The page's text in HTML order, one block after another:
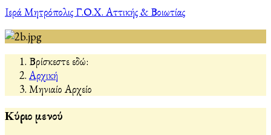
Ιερά Μητρόπολις Γ.Ο.Χ. Αττικής & Βοιωτίας
Βρίσκεστε εδώ:
Αρχική
Μηνιαίο Αρχείο
Κύριο μενού